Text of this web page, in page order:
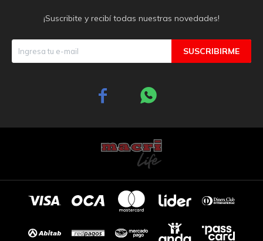
¡Suscribite y recibí todas nuestras novedades!
SUSCRIBIRME
 